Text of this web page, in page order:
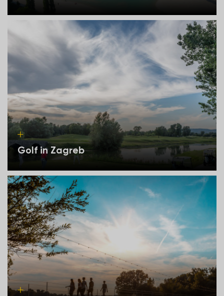
Golf in Zagreb